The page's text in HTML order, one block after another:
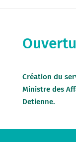
Création du
Ministre des
Detienne.